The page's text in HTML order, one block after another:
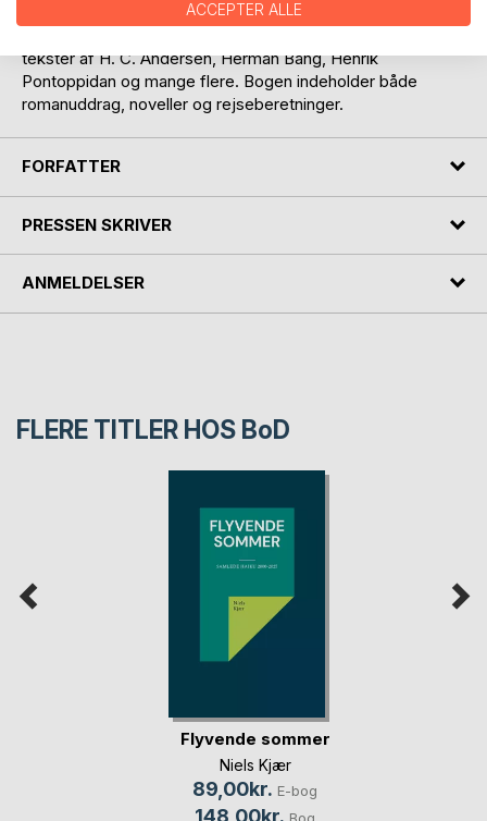
tekster af H. C. Andersen, Herman Bang, Henrik
Pontoppidan og mange flere. Bogen indeholder både
romanuddrag, noveller og rejseberetninger.
FORFATTER
PRESSEN SKRIVER
ANMELDELSER
FLERE TITLER HOS BoD
Flyvende sommer
Niels Kjær
89,00kr. E-bog
148,00kr. Bog
ACCEPTER ALLE